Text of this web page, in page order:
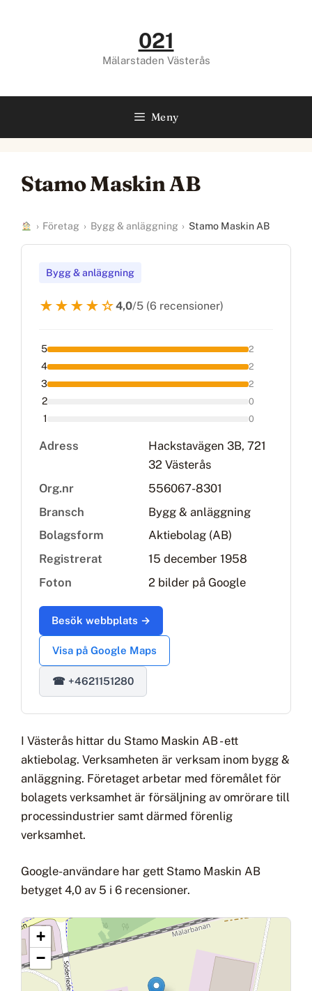
021
Mälarstaden Västerås
Meny
Stamo Maskin AB
› Företag › Bygg & anläggning › Stamo Maskin AB
Bygg & anläggning
★★★★☆4,0/5 (6 recensioner)
5 2
4 2
3 2
2 0
1 0
Adress
Hackstavägen 3B, 721
32 Västerås
Org.nr
556067-8301
Bransch
Bygg & anläggning
Bolagsform
Aktiebolag (AB)
Registrerat
15 december 1958
Foton
2 bilder på Google
Besök webbplats →
Visa på Google Maps
☎ +4621151280
I Västerås hittar du Stamo Maskin AB - ett
aktiebolag. Verksamheten är verksam inom bygg &
anläggning. Företaget arbetar med föremålet för
bolagets verksamhet är försäljning av omrörare till
processindustrier samt därmed förenlig
verksamhet.
Google-användare har gett Stamo Maskin AB
betyget 4,0 av 5 i 6 recensioner.
+
−